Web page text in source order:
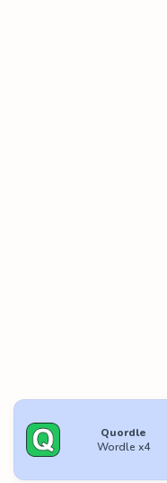
Quordle
Wordle x4